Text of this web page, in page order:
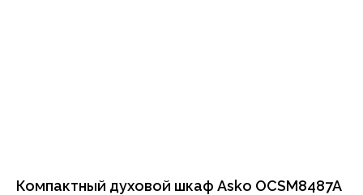
Компактный духовой шкаф Asko OCSM8487A